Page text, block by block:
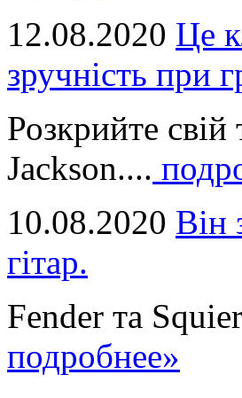
12.08.2020 Це
зручність при
Розкрийте
Jackson....
10.08.2020 Він
гітар.
Fender та
подробнее»